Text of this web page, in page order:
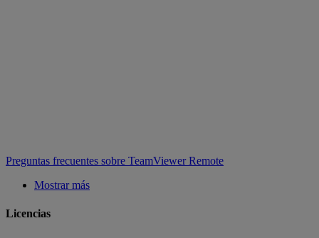
Preguntas frecuentes sobre TeamViewer Remote
Mostrar más
Licencias